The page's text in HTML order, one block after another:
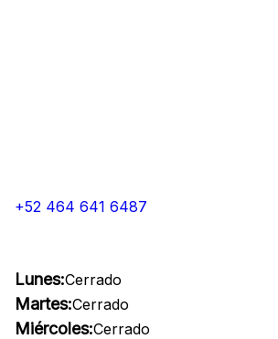
+52 464 641 6487
Lunes:Cerrado
Martes:Cerrado
Miércoles:Cerrado